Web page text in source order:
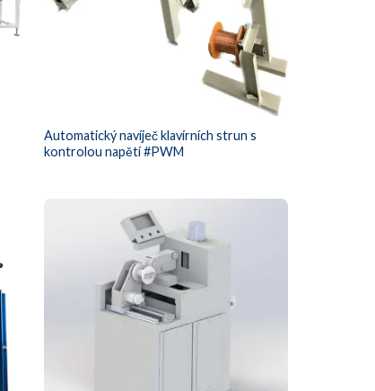
Automatický navíječ klavírních strun s
kontrolou napětí #PWM